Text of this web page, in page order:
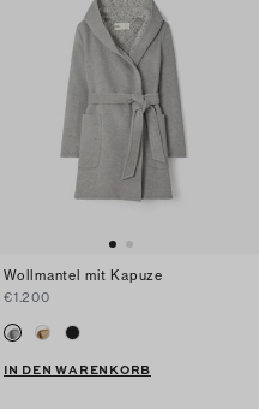
Wollmantel mit Kapuze
€1.200
IN DEN WARENKORB